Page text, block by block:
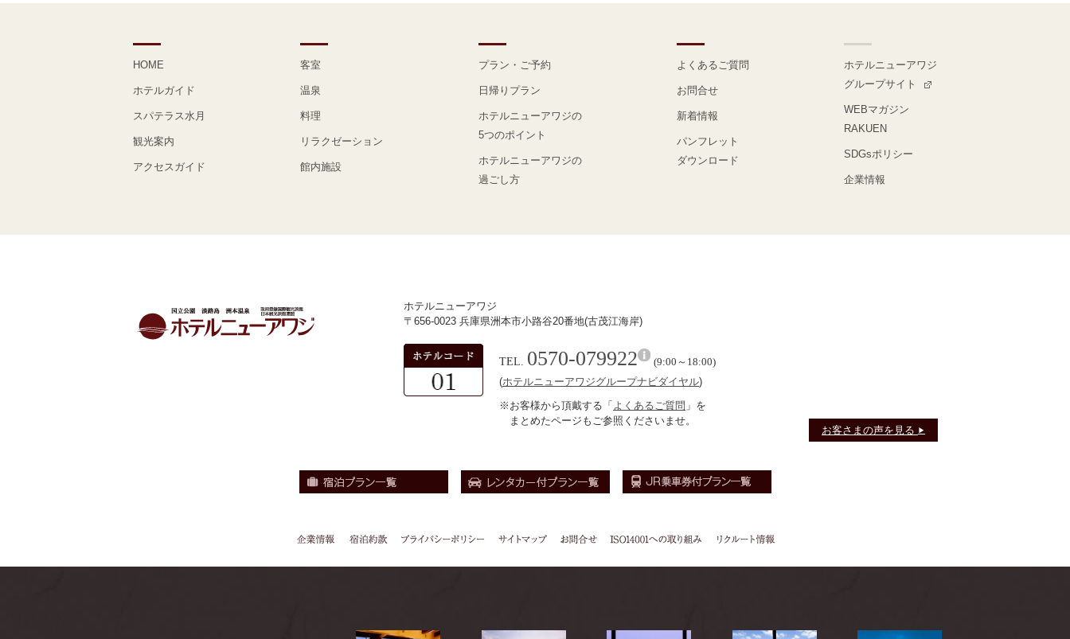
HOME
ホテルガイド
スパテラス水月
観光案内
アクセスガイド
客室
温泉
料理
リラクゼーション
館内施設
プラン・ご予約
日帰りプラン
ホテルニューアワジの
5つのポイント
ホテルニューアワジの
過ごし方
よくあるご質問
お問合せ
新着情報
パンフレット
ダウンロード
ホテルニューアワジ
グループサイト
WEBマガジン
RAKUEN
SDGsポリシー
企業情報
ホテルニューアワジ
〒656-0023 兵庫県洲本市小路谷20番地(古茂江海岸)
TEL. 0570-079922
(9:00～18:00)
(ホテルニューアワジグループナビダイヤル)
※お客様から頂戴する「 よくあるご質問 」を
まとめたページもご参照くださいませ。
お客さまの声を見る ▶